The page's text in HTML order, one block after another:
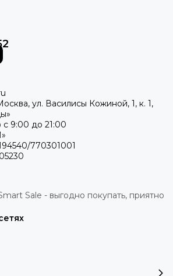
ул. Василисы Кожиной, 1, к. 1,
9:00 до 21:00
770301001
Sale - выгодно покупать, приятно